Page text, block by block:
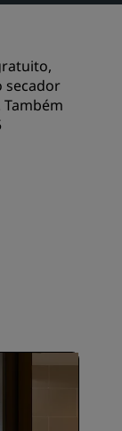
secador